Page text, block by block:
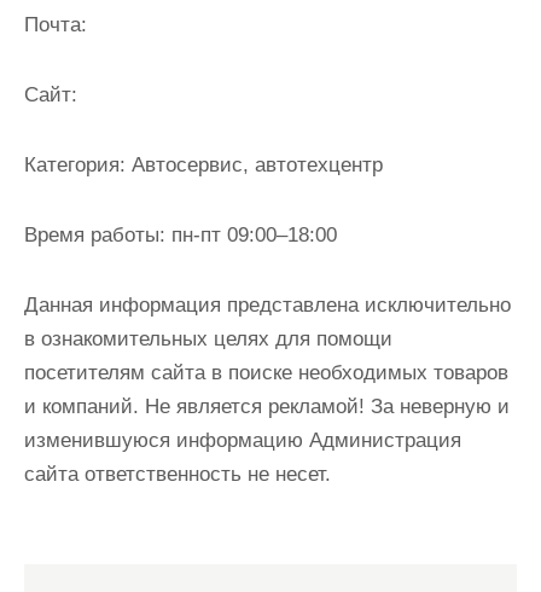
Почта:
Cайт:
Категория: Автосервис, автотехцентр
Время работы: пн-пт 09:00–18:00
Данная информация представлена исключительно
в ознакомительных целях для помощи
посетителям сайта в поиске необходимых товаров
и компаний. Не является рекламой! За неверную и
изменившуюся информацию Администрация
сайта ответственность не несет.